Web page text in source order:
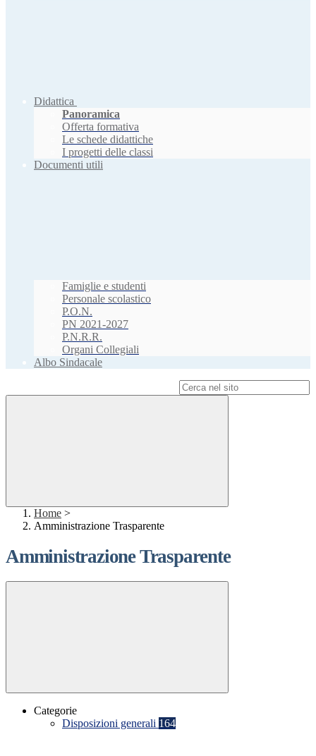
Didattica
Panoramica
Offerta formativa
Le schede didattiche
I progetti delle classi
Documenti utili
Famiglie e studenti
Personale scolastico
P.O.N.
PN 2021-2027
P.N.R.R.
Organi Collegiali
Albo Sindacale
Home >
Amministrazione Trasparente
Amministrazione Trasparente
Categorie
Disposizioni generali 164